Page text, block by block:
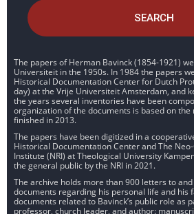
SEARCH
The papers of Herman Bavinck (1854-1921)
Universiteit in the 1950s. In 1984 the papers
Historical Documentation Center for Dutch
day) at the Vrije Universiteit Amsterdam, and
the years several inventories have been
organization of the documents is based on
finished in 2013.
The papers have been digitized in a
Historical Documentation Center and The
Institute (NRI) at Theological University
the general public by the NRI in 2021.
The archive holds more than 900 letters to
documents regarding his personal life and his
documents related to Bavinck’s public role as
professor, church leader, and author: